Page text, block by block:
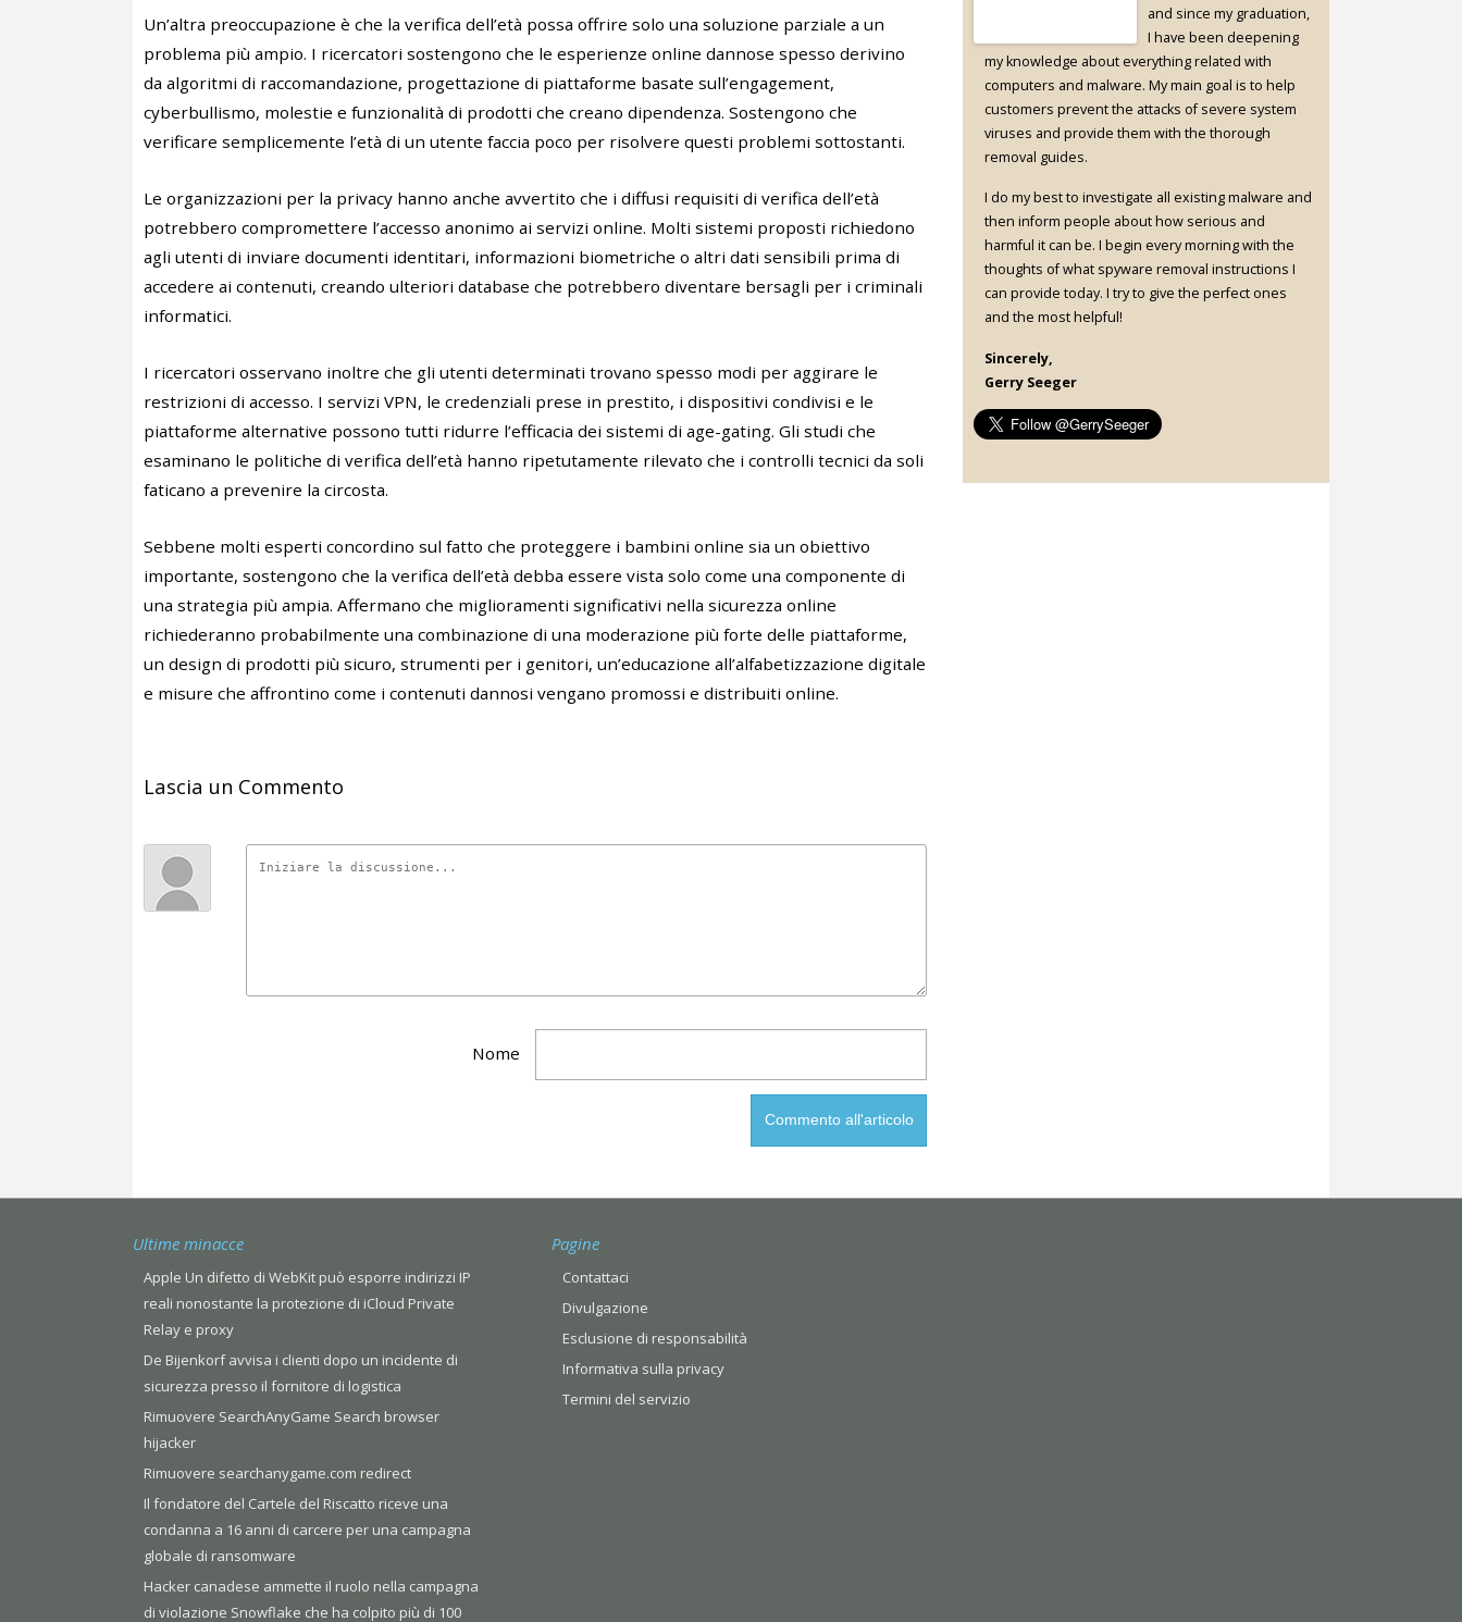
Un’altra preoccupazione è che la verifica dell’età possa offrire solo una soluzione parziale a un
problema più ampio. I ricercatori sostengono che le esperienze online dannose spesso derivino
da algoritmi di raccomandazione, progettazione di piattaforme basate sull’engagement,
cyberbullismo, molestie e funzionalità di prodotti che creano dipendenza. Sostengono che
verificare semplicemente l’età di un utente faccia poco per risolvere questi problemi sottostanti.
Le organizzazioni per la privacy hanno anche avvertito che i diffusi requisiti di verifica dell’età
potrebbero compromettere l’accesso anonimo ai servizi online. Molti sistemi proposti richiedono
agli utenti di inviare documenti identitari, informazioni biometriche o altri dati sensibili prima di
accedere ai contenuti, creando ulteriori database che potrebbero diventare bersagli per i criminali
informatici.
I ricercatori osservano inoltre che gli utenti determinati trovano spesso modi per aggirare le
restrizioni di accesso. I servizi VPN, le credenziali prese in prestito, i dispositivi condivisi e le
piattaforme alternative possono tutti ridurre l’efficacia dei sistemi di age-gating. Gli studi che
esaminano le politiche di verifica dell’età hanno ripetutamente rilevato che i controlli tecnici da soli
faticano a prevenire la circosta.
Sebbene molti esperti concordino sul fatto che proteggere i bambini online sia un obiettivo
importante, sostengono che la verifica dell’età debba essere vista solo come una componente di
una strategia più ampia. Affermano che miglioramenti significativi nella sicurezza online
richiederanno probabilmente una combinazione di una moderazione più forte delle piattaforme,
un design di prodotti più sicuro, strumenti per i genitori, un’educazione all’alfabetizzazione digitale
e misure che affrontino come i contenuti dannosi vengano promossi e distribuiti online.
Lascia un Commento
Nome
and since my graduation,
I have been deepening
my knowledge about everything related with
computers and malware. My main goal is to help
customers prevent the attacks of severe system
viruses and provide them with the thorough
removal guides.
I do my best to investigate all existing malware and
then inform people about how serious and
harmful it can be. I begin every morning with the
thoughts of what spyware removal instructions I
can provide today. I try to give the perfect ones
and the most helpful!
Sincerely,
Gerry Seeger
Ultime minacce
Apple Un difetto di WebKit può esporre indirizzi IP
reali nonostante la protezione di iCloud Private
Relay e proxy
De Bijenkorf avvisa i clienti dopo un incidente di
sicurezza presso il fornitore di logistica
Rimuovere SearchAnyGame Search browser
hijacker
Rimuovere searchanygame.com redirect
Il fondatore del Cartele del Riscatto riceve una
condanna a 16 anni di carcere per una campagna
globale di ransomware
Hacker canadese ammette il ruolo nella campagna
di violazione Snowflake che ha colpito più di 100
Pagine
Contattaci
Divulgazione
Esclusione di responsabilità
Informativa sulla privacy
Termini del servizio